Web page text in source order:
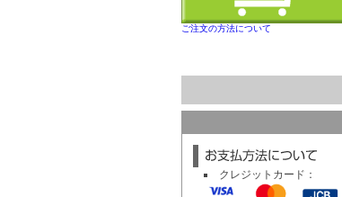
ご注文の方法について
クレジットカード：